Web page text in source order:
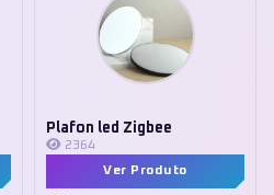
Plafon led Zigbee
2364
Ver Produto